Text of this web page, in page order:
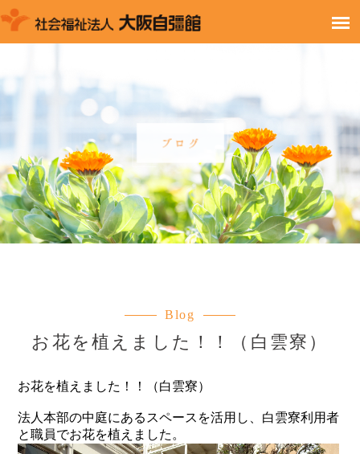
Blog
お花を植えました！！（白雲寮）
お花を植えました！！（白雲寮）
法人本部の中庭にあるスペースを活用し、白雲寮利用者
と職員でお花を植えました。